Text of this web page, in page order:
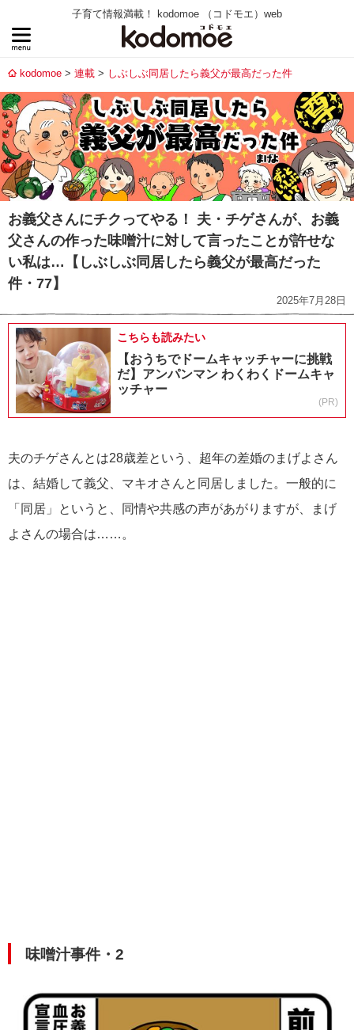
子育て情報満載！ kodomoe （コドモエ）web
kodomoe 連載 しぶしぶ同居したら義父が最高だった件
お義父さんにチクってやる！ 夫・チゲさんが、お義
父さんの作った味噌汁に対して言ったことが許せな
い私は…【しぶしぶ同居したら義父が最高だった
件・77】
2025年7月28日
こちらも読みたい
【おうちでドームキャッチャーに挑戦
だ】アンパンマン わくわくドームキャ
ッチャー
(PR)
夫のチゲさんとは28歳差という、超年の差婚のまげよさん
は、結婚して義父、マキオさんと同居しました。一般的に
「同居」というと、同情や共感の声があがりますが、まげ
よさんの場合は……。
味噌汁事件・2